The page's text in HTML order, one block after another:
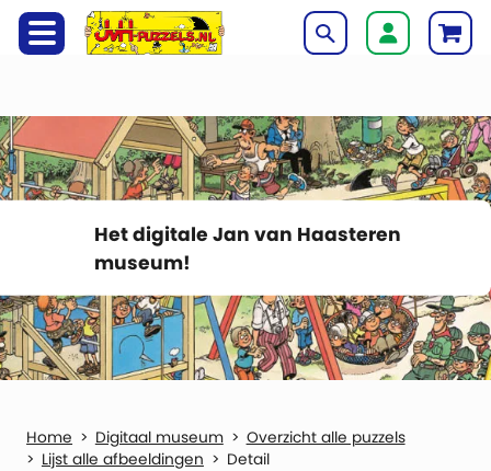
Het digitale Jan van Haasteren
museum!
Digitaal museum
Overzicht alle puzzels
Lijst alle afbeeldingen
Detail